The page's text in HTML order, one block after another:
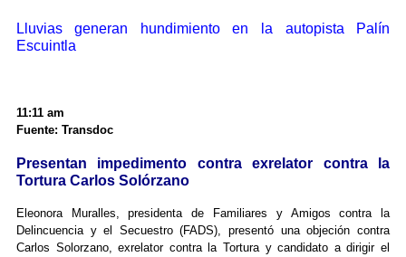
Lluvias generan hundimiento en la autopista Palín
Escuintla
11:11 am
Fuente: Transdoc
Presentan impedimento contra exrelator contra la
Tortura Carlos Solórzano
Eleonora Muralles, presidenta de Familiares y Amigos contra la
Delincuencia y el Secuestro (FADS), presentó una objeción contra
Carlos Solorzano, exrelator contra la Tortura y candidato a dirigir el